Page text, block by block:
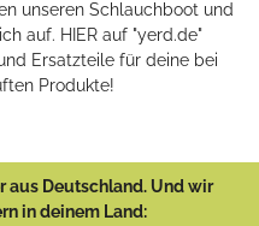
unseren Schlauchboot und
auf. HIER auf "yerd.de"
Ersatzteile für deine bei
Produkte!
aus Deutschland. Und wir
in deinem Land: